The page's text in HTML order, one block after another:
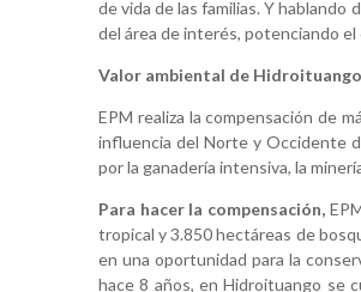
de vida de las familias. Y hablando
del área de interés, potenciando
Valor ambiental de Hidroituango
EPM realiza la compensación de
influencia del Norte y Occidente
por la ganadería intensiva, la
Para hacer la compensación,
tropical y 3.850 hectáreas de
en una oportunidad para la
hace 8 años, en Hidroituango se